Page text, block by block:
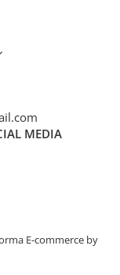
MEDIA
E-commerce by